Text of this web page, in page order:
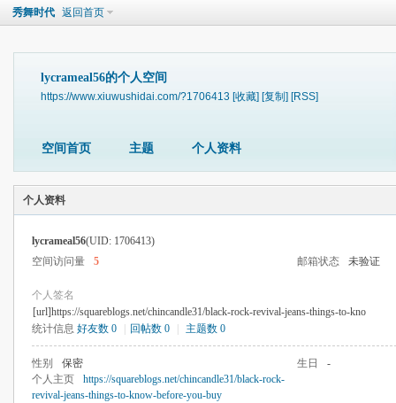
秀舞时代 返回首页
lycrameal56的个人空间
https://www.xiuwushidai.com/?1706413 [收藏] [复制] [RSS]
空间首页 主题 个人资料
个人资料
lycrameal56(UID: 1706413)
空间访问量
5 邮箱状态 未验证
个人签名
[url]https://squareblogs.net/chincandle31/black-rock-revival-jeans-things-to-kno
统计信息 好友数 0 回帖数 0 主题数 0
性别 保密 生日
-
个人主页
https://squareblogs.net/chincandle31/black-rock-
revival-jeans-things-to-know-before-you-buy